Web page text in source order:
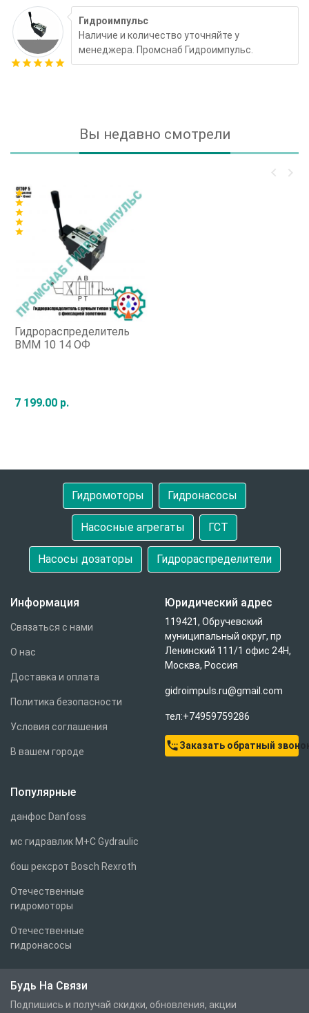
starstarstarstarstar
Гидроимпульс
Наличие и количество уточняйте у
менеджера. Промснаб Гидроимпульс.
Вы недавно смотрели
keyboard_arrow_left keyboard_arrow_right
Гидрораспределитель
ВММ 10 14 ОФ
7 199.00 р.
star
star
star
star
star
Гидромоторы Гидронасосы
Насосные агрегаты ГСТ
Насосы дозаторы Гидрораспределители
Информация
Связаться с нами
О нас
Доставка и оплата
Политика безопасности
Условия соглашения
В вашем городе
Юридический адрес
119421, Обручевский
муниципальный округ, пр
Ленинский 111/1 офис 24Н,
Москва, Россия
gidroimpuls.ru@gmail.com
тел:+74959759286
settings_phoneЗаказать обратный
Популярные
данфос Danfoss
мс гидравлик M+C Gydraulic
бош рексрот Bosch Rexroth
Отечественные
гидромоторы
Отечественные
гидронасосы
Будь На Связи
Подпишись и получай скидки, обновления, акции